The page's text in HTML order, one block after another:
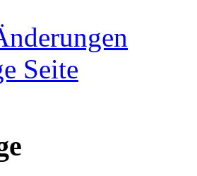
Seite